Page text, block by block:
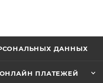
ДАННЫХ
ПЛАТЕЖЕЙ